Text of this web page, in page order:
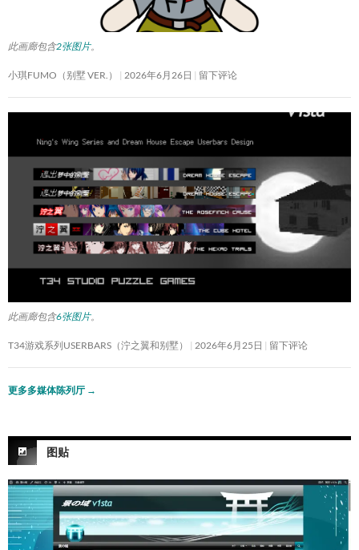
此画廊包含2张图片。
小琪FUMO（别墅 VER.） 2026年6月26日 留下评论
此画廊包含6张图片。
T34游戏系列USERBARS（泞之翼和别墅） 2026年6月25日 留下评论
更多多媒体陈列厅 →
图贴